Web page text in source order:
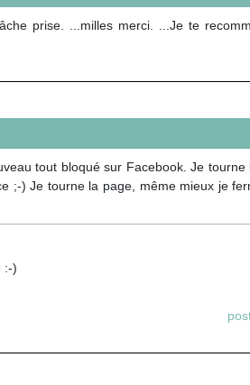
prise. ...milles merci. ...Je te
tout bloqué sur Facebook. Je tourne
;-) Je tourne la page, même mieux je
:-)